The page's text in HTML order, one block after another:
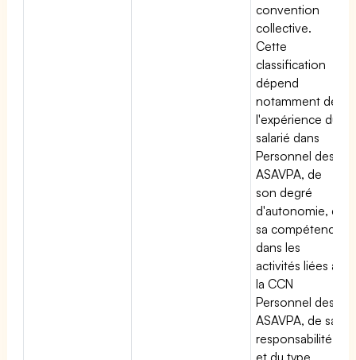
convention
collective.
Cette
classification
dépend
notamment de
l'expérience du
salarié dans
Personnel des
ASAVPA, de
son degré
d'autonomie, de
sa compétence
dans les
activités liées à
la CCN
Personnel des
ASAVPA, de sa
responsabilité
et du type